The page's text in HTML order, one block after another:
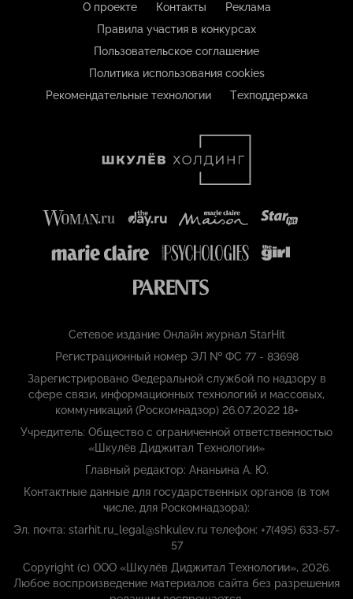
О проекте Контакты
Реклама
Правила участия в конкурсах
Пользовательское соглашение
Политика использования cookies
Рекомендательные технологии
Техподдержка
Сетевое издание Онлайн журнал StarHit
Регистрационный номер ЭЛ № ФС 77 - 83698
Зарегистрировано Федеральной службой по надзору в
сфере связи, информационных технологий и массовых,
коммуникаций (Роскомнадзор) 26.07.2022 18+
Учредитель: Общество с ограниченной ответственностью
«Шкулёв Диджитал Технологии»
Главный редактор: Ананьина А. Ю.
Контактные данные для государственных органов (в том
числе, для Роскомнадзора):
Эл. почта: starhit.ru_legal@shkulev.ru телефон: +7(495) 633-57-
57
Copyright (с) ООО «Шкулёв Диджитал Технологии», 2026.
Любое воспроизведение материалов сайта без разрешения